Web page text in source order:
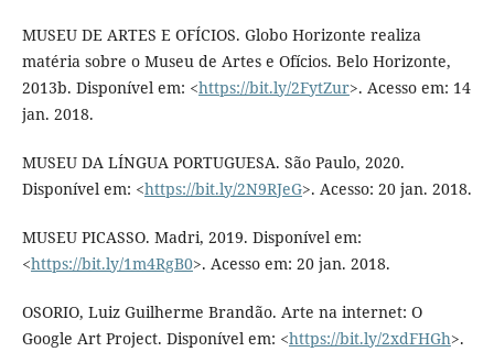
MUSEU DE ARTES E OFÍCIOS. Globo Horizonte realiza
matéria sobre o Museu de Artes e Ofícios. Belo Horizonte,
2013b. Disponível em: <https://bit.ly/2FytZur>. Acesso em: 14
jan. 2018.
MUSEU DA LÍNGUA PORTUGUESA. São Paulo, 2020.
Disponível em: <https://bit.ly/2N9RJeG>. Acesso: 20 jan. 2018.
MUSEU PICASSO. Madri, 2019. Disponível em:
<https://bit.ly/1m4RgB0>. Acesso em: 20 jan. 2018.
OSORIO, Luiz Guilherme Brandão. Arte na internet: O
Google Art Project. Disponível em: <https://bit.ly/2xdFHGh>.